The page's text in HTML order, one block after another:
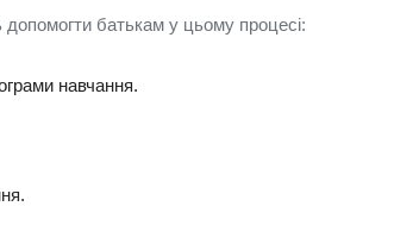
батькам у цьому процесі:
навчання.